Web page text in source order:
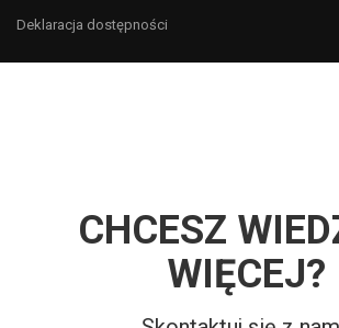
Deklaracja dostępności
CHCESZ
WIĘCEJ?